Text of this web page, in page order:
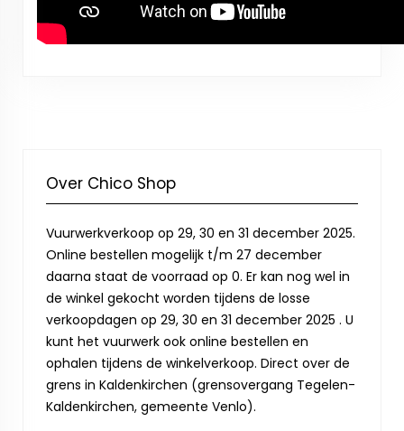
Over Chico Shop
Vuurwerkverkoop op 29, 30 en 31 december 2025.
Online bestellen mogelijk t/m 27 december
daarna staat de voorraad op 0. Er kan nog wel in
de winkel gekocht worden tijdens de losse
verkoopdagen op 29, 30 en 31 december 2025 . U
kunt het vuurwerk ook online bestellen en
ophalen tijdens de winkelverkoop. Direct over de
grens in Kaldenkirchen (grensovergang Tegelen-
Kaldenkirchen, gemeente Venlo).